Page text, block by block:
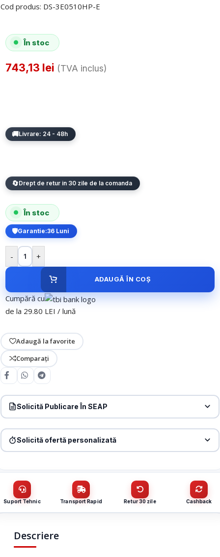
Cod produs: DS-3E0510HP-E
În stoc
743,13 lei (TVA inclus)
Livrare: 24 - 48h
Drept de retur in 30 zile de la comanda
În stoc
Garantie:36 Luni
- +
ADAUGĂ ÎN COȘ
Cumpără cu
de la 29.80 LEI / lună
Adaugă la favorite
Comparați
Solicită Publicare În SEAP
CUI
Solicită ofertă personalizată
Nume / firmă
Suport Tehnic Transport Rapid Retur 30 zile Cashback
Descriere